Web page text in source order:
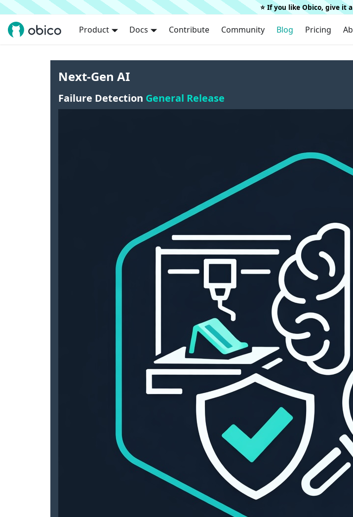
⭐️ If you like Obico, give it
Product Docs Contribute Community Blog Pricing
Next-Gen AI
Failure Detection General Release